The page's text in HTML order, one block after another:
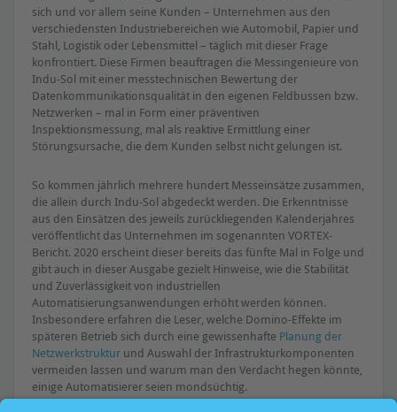
sich und vor allem seine Kunden – Unternehmen aus den
verschiedensten Industriebereichen wie Automobil, Papier und
Stahl, Logistik oder Lebensmittel – täglich mit dieser Frage
konfrontiert. Diese Firmen beauftragen die Messingenieure von
Indu-Sol mit einer messtechnischen Bewertung der
Datenkommunikationsqualität in den eigenen Feldbussen bzw.
Netzwerken – mal in Form einer präventiven
Inspektionsmessung, mal als reaktive Ermittlung einer
Störungsursache, die dem Kunden selbst nicht gelungen ist.
So kommen jährlich mehrere hundert Messeinsätze zusammen,
die allein durch Indu-Sol abgedeckt werden. Die Erkenntnisse
aus den Einsätzen des jeweils zurückliegenden Kalenderjahres
veröffentlicht das Unternehmen im sogenannten VORTEX-
Bericht. 2020 erscheint dieser bereits das fünfte Mal in Folge und
gibt auch in dieser Ausgabe gezielt Hinweise, wie die Stabilität
und Zuverlässigkeit von industriellen
Automatisierungsanwendungen erhöht werden können.
Insbesondere erfahren die Leser, welche Domino-Effekte im
späteren Betrieb sich durch eine gewissenhafte Planung der
Netzwerkstruktur und Auswahl der Infrastrukturkomponenten
vermeiden lassen und warum man den Verdacht hegen könnte,
einige Automatisierer seien mondsüchtig.